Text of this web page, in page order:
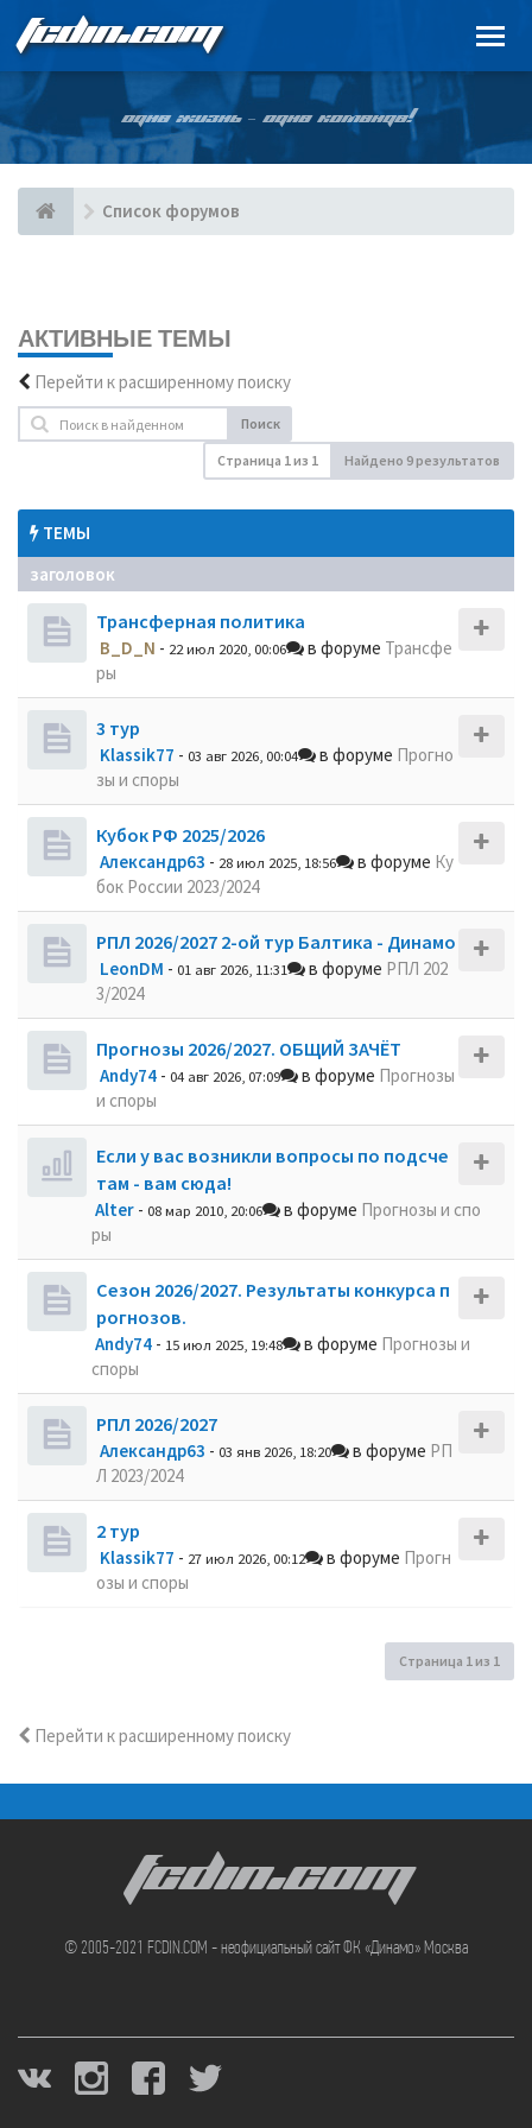
FCDIN.COM
ОДНА ЖИЗНЬ – ОДНА КОМАНДА!
Список форумов
АКТИВНЫЕ ТЕМЫ
Перейти к расширенному поиску
Поиск
Страница 1из 1 Найдено 9 результатов
ТЕМЫ
заголовок
Трансферная политика
B_D_N - 22 июл 2020, 00:06 в форуме Трансфе
ры
3 тур
Klassik77 - 03 авг 2026, 00:04 в форуме Прогно
зы и споры
Кубок РФ 2025/2026
Александр63 - 28 июл 2025, 18:56 в форуме Ку
бок России 2023/2024
РПЛ 2026/2027 2-ой тур Балтика - Динамо
LeonDM - 01 авг 2026, 11:31 в форуме РПЛ 202
3/2024
Прогнозы 2026/2027. ОБЩИЙ ЗАЧЁТ
Andy74 - 04 авг 2026, 07:09 в форуме Прогнозы
и споры
Если у вас возникли вопросы по подсче
там - вам сюда!
Alter - 08 мар 2010, 20:06 в форуме Прогнозы и спо
ры
Сезон 2026/2027. Результаты конкурса п
рогнозов.
Andy74 - 15 июл 2025, 19:48 в форуме Прогнозы и
споры
РПЛ 2026/2027
Александр63 - 03 янв 2026, 18:20 в форуме РП
Л 2023/2024
2 тур
Klassik77 - 27 июл 2026, 00:12 в форуме Прогн
озы и споры
Страница 1из 1
Перейти к расширенному поиску
FCDIN.COM
© 2005-2021 FCDIN.COM - неофициальный сайт ФК «Динамо» Москва